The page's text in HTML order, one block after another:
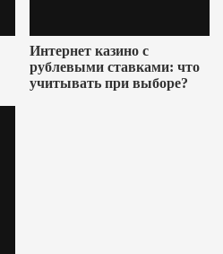
Интернет казино с
рублевыми ставками: что
учитывать при выборе?